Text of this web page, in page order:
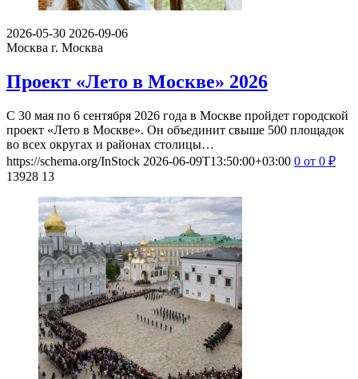
2026-05-30 2026-09-06
Москва г. Москва
Проект «Лето в Москве» 2026
С 30 мая по 6 сентября 2026 года в Москве пройдет городской
проект «Лето в Москве». Он объединит свыше 500 площадок
во всех округах и районах столицы…
https://schema.org/InStock 2026-06-09T13:50:00+03:00 0 от 0 ₽
13928 13